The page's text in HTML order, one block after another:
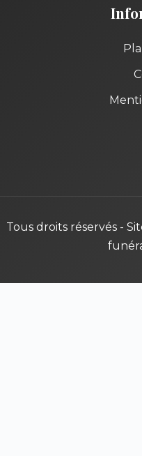
Tous droits réservés -